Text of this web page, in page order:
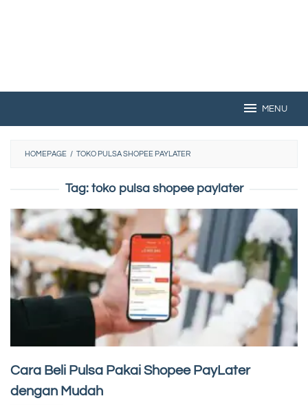
MENU
HOMEPAGE / TOKO PULSA SHOPEE PAYLATER
Tag: toko pulsa shopee paylater
Cara Beli Pulsa Pakai Shopee PayLater
dengan Mudah